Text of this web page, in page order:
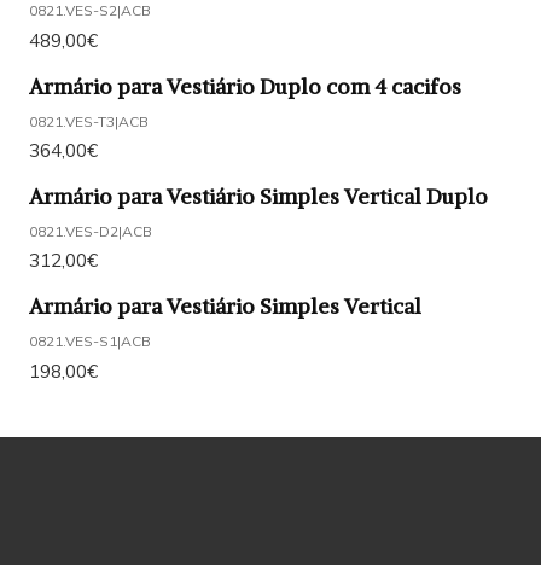
0821.VES-S2|ACB
489,00€
Armário para Vestiário Duplo com 4 cacifos
0821.VES-T3|ACB
364,00€
Armário para Vestiário Simples Vertical Duplo
0821.VES-D2|ACB
312,00€
Armário para Vestiário Simples Vertical
0821.VES-S1|ACB
198,00€